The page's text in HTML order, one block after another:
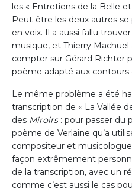
les « Entretiens de la Belle
Peut-être les deux autres
en voix. Il a aussi fallu
musique, et Thierry
compter sur Gérard Richter
poème adapté aux contours
Le même problème a été
transcription de « La Vallée
des Miroirs: pour passer du
poème de Verlaine qu’a
compositeur et
façon extrêmement
de la transcription, avec un
comme c’est aussi le cas